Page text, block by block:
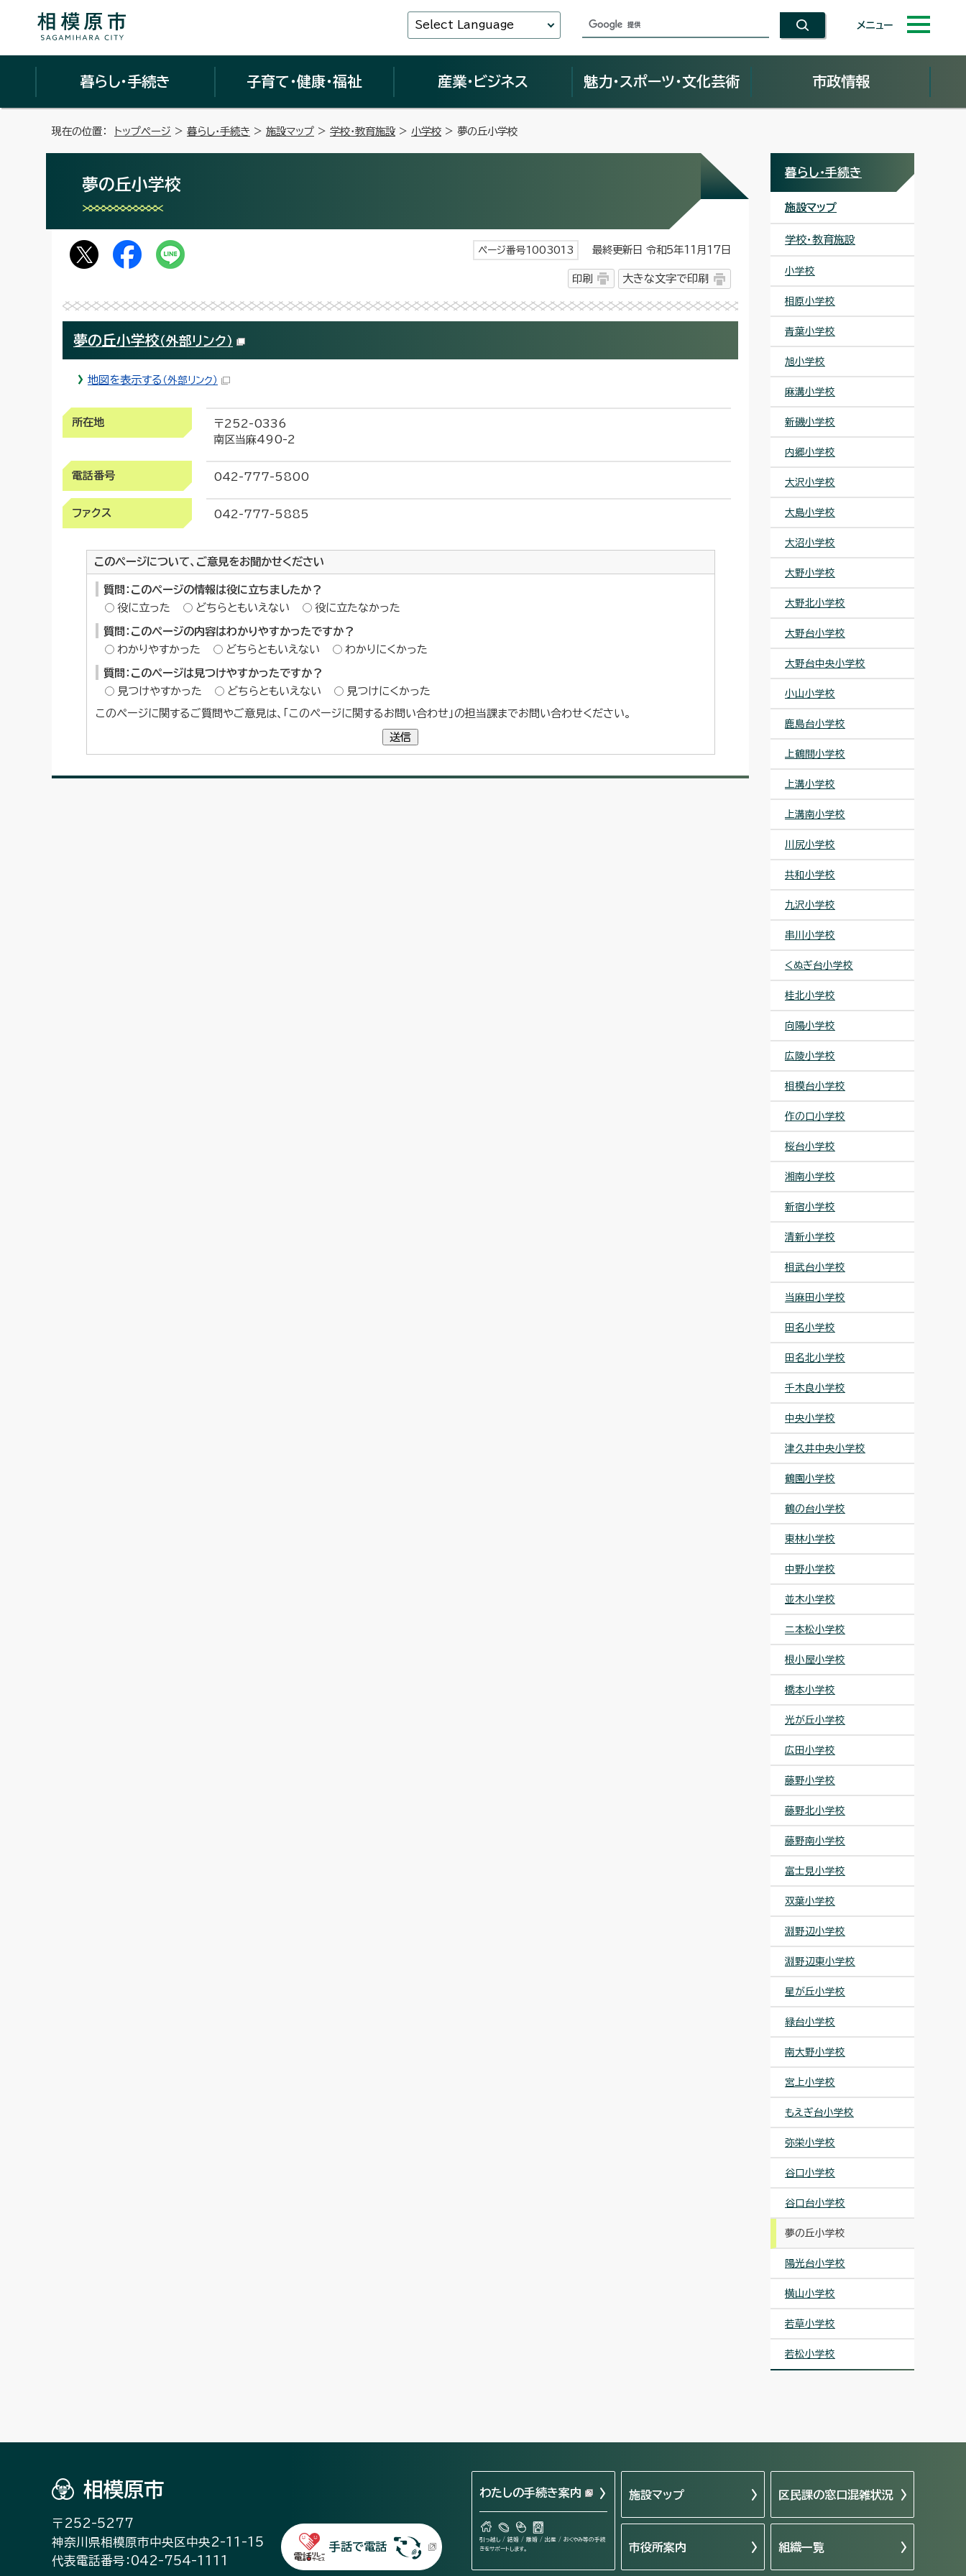
Select Language メニュー
暮らし・手続き 子育て・健康・福祉 産業・ビジネス 魅力・スポーツ・文化芸術 市政情報
現在の位置： トップページ > 暮らし・手続き > 施設マップ > 学校・教育施設 > 小学校 > 夢の丘小学校
夢の丘小学校
ページ番号1003013 最終更新日 令和5年11月17日
印刷 大きな文字で印刷
夢の丘小学校（外部リンク）
地図を表示する （外部リンク）
所在地
〒252-0336
南区当麻490-2
電話番号 042-777-5800
ファクス 042-777-5885
このページについて、ご意見をお聞かせください
質問：このページの情報は役に立ちましたか？
役に立った
どちらともいえない 役に立たなかった
質問：このページの内容はわかりやすかったですか？
わかりやすかった
どちらともいえない わかりにくかった
質問：このページは見つけやすかったですか？
見つけやすかった
どちらともいえない 見つけにくかった
このページに関するご質問やご意見は、「このページに関するお問い合わせ」の担当課までお問い合わせください。
送信
暮らし・手続き
施設マップ
学校・教育施設
小学校
相原小学校
青葉小学校
旭小学校
麻溝小学校
新磯小学校
内郷小学校
大沢小学校
大島小学校
大沼小学校
大野小学校
大野北小学校
大野台小学校
大野台中央小学校
小山小学校
鹿島台小学校
上鶴間小学校
上溝小学校
上溝南小学校
川尻小学校
共和小学校
九沢小学校
串川小学校
くぬぎ台小学校
桂北小学校
向陽小学校
広陵小学校
相模台小学校
作の口小学校
桜台小学校
湘南小学校
新宿小学校
清新小学校
相武台小学校
当麻田小学校
田名小学校
田名北小学校
千木良小学校
中央小学校
津久井中央小学校
鶴園小学校
鶴の台小学校
東林小学校
中野小学校
並木小学校
二本松小学校
根小屋小学校
橋本小学校
光が丘小学校
広田小学校
藤野小学校
藤野北小学校
藤野南小学校
富士見小学校
双葉小学校
淵野辺小学校
淵野辺東小学校
星が丘小学校
緑台小学校
南大野小学校
宮上小学校
もえぎ台小学校
弥栄小学校
谷口小学校
谷口台小学校
夢の丘小学校
陽光台小学校
横山小学校
若草小学校
若松小学校
相模原市
〒252-5277
神奈川県相模原市中央区中央2-11-15
代表電話番号：042-754-1111
手話で電話
わたしの手続き案内
引っ越し / 結婚 / 離婚 / 出産 / おくやみ等の手続
きをサポートします。
施設マップ 区民課の窓口混雑状況
市役所案内 組織一覧